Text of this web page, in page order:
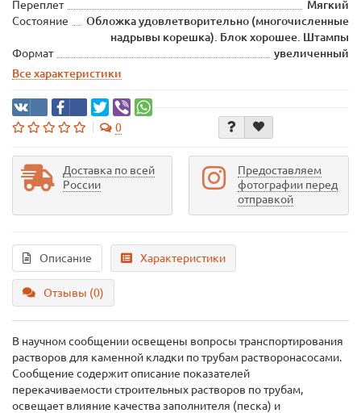
Переплет
Мягкий
Состояние
Обложка удовлетворительно (многочисленные
надрывы корешка). Блок хорошее. Штампы
Формат
увеличенный
Все характеристики
0
Доставка по всей
России
Предоставляем
фотографии перед
отправкой
Описание Характеристики
Отзывы (0)
В научном сообщении освещены вопросы транспортирования
растворов для каменной кладки по трубам растворонасосами.
Сообщение содержит описание показателей
перекачиваемости строительных растворов по трубам,
освещает влияние качества заполнителя (песка) и